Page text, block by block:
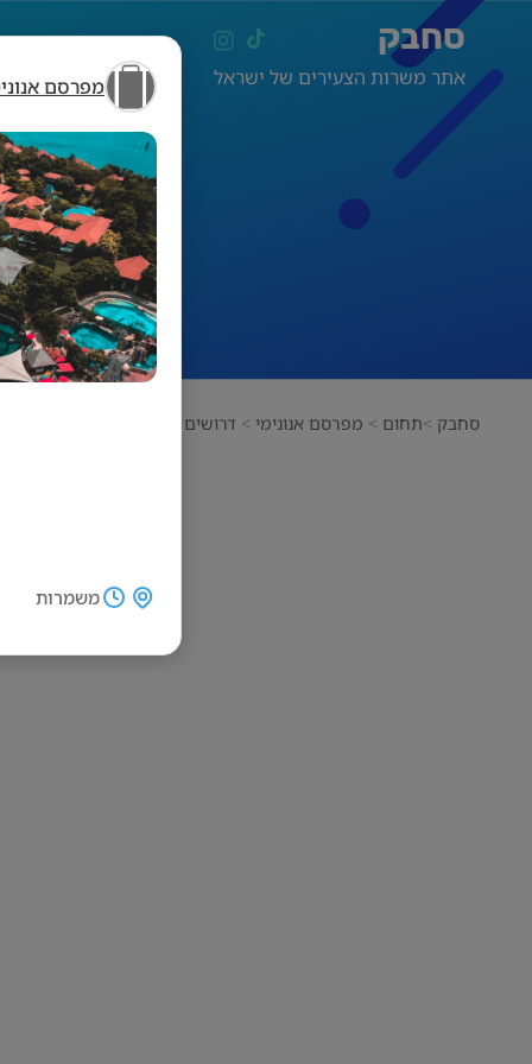
מפרסם
משמרות
סחבק
אתר משרות הצעירים של ישראל
סחבק תחום מפרסם אנונימי דרושים עובדי קבלה